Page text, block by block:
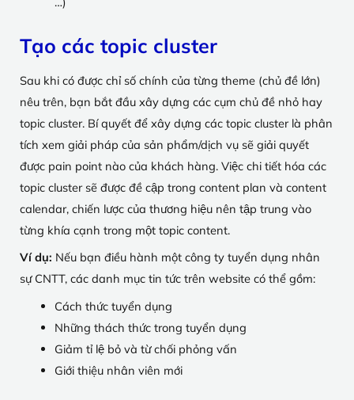
Tạo các topic cluster
Sau khi có được chỉ số chính của từng theme (chủ đề lớn)
nêu trên, bạn bắt đầu xây dựng các cụm chủ đề nhỏ hay
topic cluster. Bí quyết để xây dựng các topic cluster là phân
tích xem giải pháp của sản phẩm/dịch vụ sẽ giải quyết
được pain point nào của khách hàng. Việc chi tiết hóa các
topic cluster sẽ được đề cập trong content plan và content
calendar, chiến lược của thương hiệu nên tập trung vào
từng khía cạnh trong một topic content.
Ví dụ: Nếu bạn điều hành một công ty tuyển dụng nhân
sự CNTT, các danh mục tin tức trên website có thể gồm:
Cách thức tuyển dụng
Những thách thức trong tuyển dụng
Giảm tỉ lệ bỏ và từ chối phỏng vấn
Giới thiệu nhân viên mới